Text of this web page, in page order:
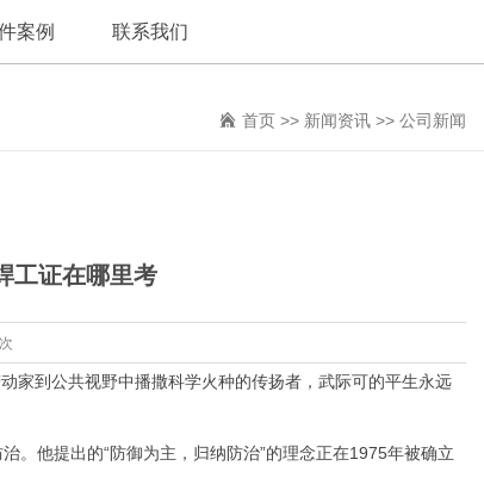
案例 联系我们
首页 >> 新闻资讯 >> 公司新闻
工证在哪里考
到公共视野中播撒科学火种的传扬者，武际可的平生永远
他提出的“防御为主，归纳防治”的理念正在1975年被确立